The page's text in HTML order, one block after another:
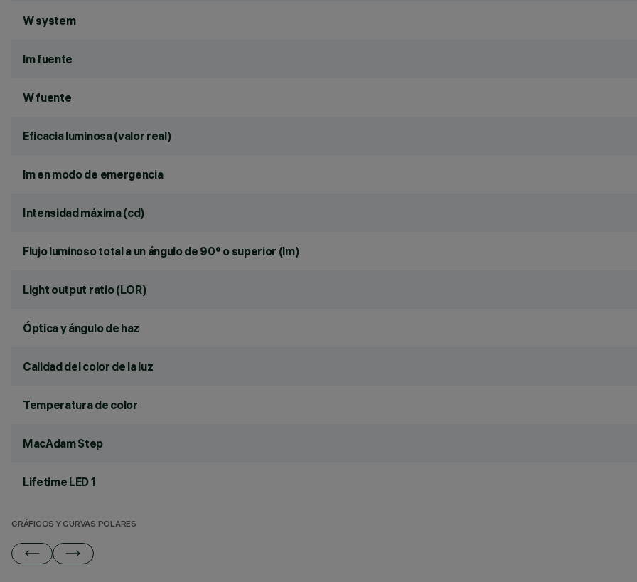
W system
lm fuente
W fuente
Eficacia luminosa (valor real)
lm en modo de emergencia
Intensidad máxima (cd)
Flujo luminoso total a un ángulo de 90° o superior (lm)
Light output ratio (LOR)
Óptica y ángulo de haz
Calidad del color de la luz
Temperatura de color
MacAdam Step
Lifetime LED 1
GRÁFICOS Y CURVAS POLARES